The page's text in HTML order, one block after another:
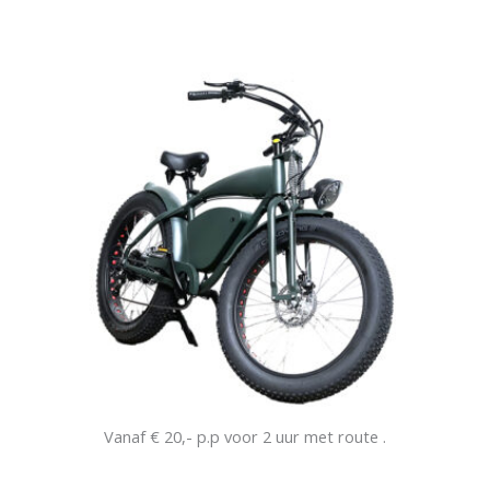
Vanaf € 20,- p.p voor 2 uur met route .